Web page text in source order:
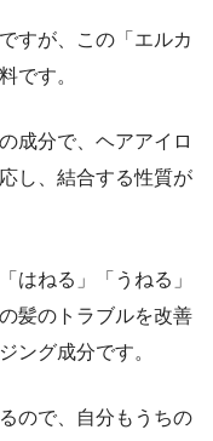
すが、この「エルカ
です。
成分で、ヘアアイロ
し、結合する性質が
はねる」「うねる」
髪のトラブルを改善
ング成分です。
ので、自分もうちの